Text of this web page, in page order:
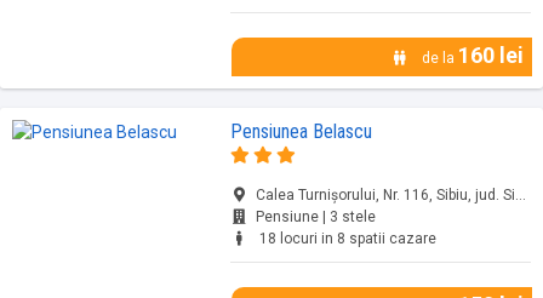
de la 160 lei
Pensiunea Belascu
Calea Turnișorului, Nr. 116, Sibiu, jud. Sibiu
Pensiune | 3 stele
18 locuri in 8 spatii cazare